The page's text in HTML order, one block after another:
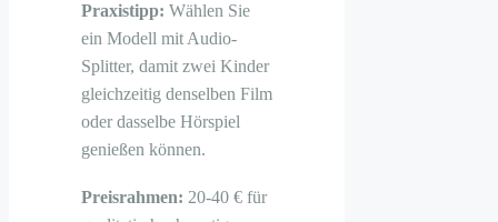
Praxistipp: Wählen Sie
ein Modell mit Audio-
Splitter, damit zwei Kinder
gleichzeitig denselben Film
oder dasselbe Hörspiel
genießen können.
Preisrahmen: 20-40 € für